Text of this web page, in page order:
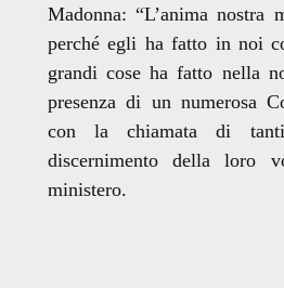
Madonna: “L’anima nostra
perché egli ha fatto in noi
grandi cose ha fatto nella
presenza di un numerosa
con la chiamata di
discernimento della loro
ministero.